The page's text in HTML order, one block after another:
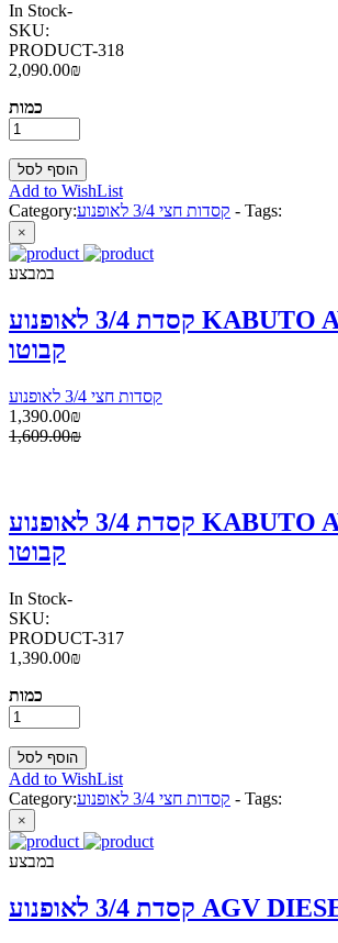
In Stock-
SKU:
PRODUCT-318
2,090.00₪
כמות
Add to WishList
Category:
קסדות חצי 3/4 לאופנוע - Tags:
×
במבצע
קסדת 3/4 לאופנוע KABUTO AVAND2
קבוטו
קסדות חצי 3/4 לאופנוע
1,390.00₪
1,609.00₪
קסדת 3/4 לאופנוע KABUTO AVAND2
קבוטו
In Stock-
SKU:
PRODUCT-317
1,390.00₪
כמות
Add to WishList
Category:
קסדות חצי 3/4 לאופנוע - Tags:
×
במבצע